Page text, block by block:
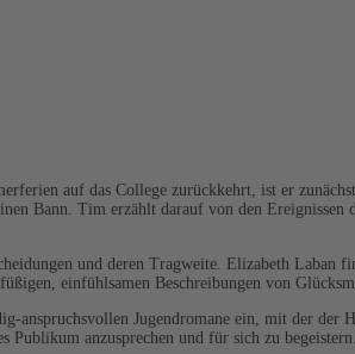
auf das College zurückkehrt, ist er
Bann. Tim erzählt darauf von den Ereignissen
und deren Tragweite. Elizabeth Laban
einfühlsamen Beschreibungen von
anspruchsvollen Jugendromane ein, mit der der
Publikum anzusprechen und für sich zu